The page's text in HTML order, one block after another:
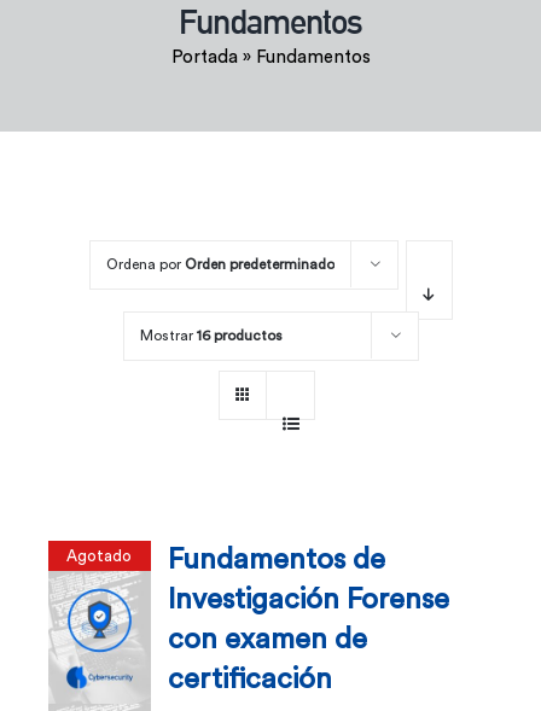
Fundamentos
Portada» Fundamentos
Ordena por Orden predeterminado
Mostrar 16 productos
Agotado
Fundamentos de
Investigación Forense
con examen de
certificación